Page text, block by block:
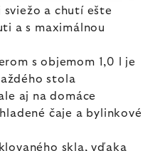
sviežo a chutí ešte
a s maximálnou
s objemom 1,0 l je
stola
aj na domáce
čaje a bylinkové
skla, vďaka